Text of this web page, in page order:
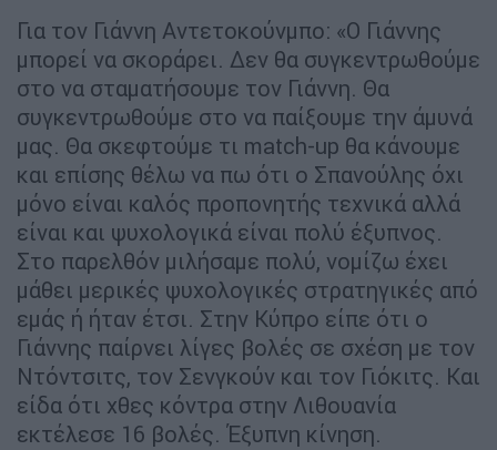
Για τον Γιάννη Αντετοκούνμπο: «Ο Γιάννης
μπορεί να σκοράρει. Δεν θα συγκεντρωθούμε
στο να σταματήσουμε τον Γιάννη. Θα
συγκεντρωθούμε στο να παίξουμε την άμυνά
μας. Θα σκεφτούμε τι match-up θα κάνουμε
και επίσης θέλω να πω ότι ο Σπανούλης όχι
μόνο είναι καλός προπονητής τεχνικά αλλά
είναι και ψυχολογικά είναι πολύ έξυπνος.
Στο παρελθόν μιλήσαμε πολύ, νομίζω έχει
μάθει μερικές ψυχολογικές στρατηγικές από
εμάς ή ήταν έτσι. Στην Κύπρο είπε ότι ο
Γιάννης παίρνει λίγες βολές σε σχέση με τον
Ντόντσιτς, τον Σενγκούν και τον Γιόκιτς. Και
είδα ότι χθες κόντρα στην Λιθουανία
εκτέλεσε 16 βολές. Έξυπνη κίνηση.